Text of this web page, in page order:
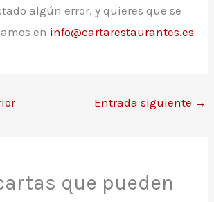
algún error, y quieres que se
en info@cartarestaurantes.es
Entrada siguiente →
que pueden